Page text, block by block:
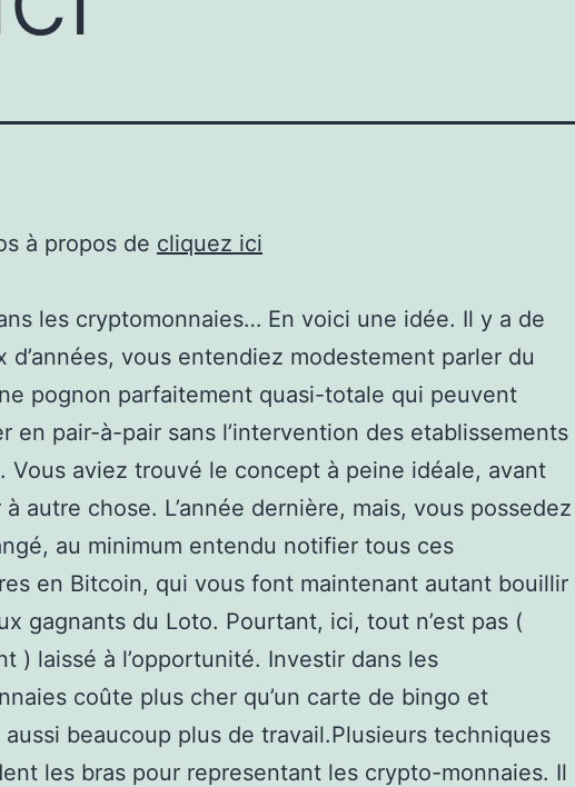
à propos de cliquez ici
les cryptomonnaies… En voici une idée. Il y a de
d’années, vous entendiez modestement parler du
pognon parfaitement quasi-totale qui peuvent
en pair-à-pair sans l’intervention des etablissements
Vous aviez trouvé le concept à peine idéale, avant
à autre chose. L’année dernière, mais, vous possedez
au minimum entendu notifier tous ces
en Bitcoin, qui vous font maintenant autant bouillir
gagnants du Loto. Pourtant, ici, tout n’est pas (
) laissé à l’opportunité. Investir dans les
coûte plus cher qu’un carte de bingo et
beaucoup plus de travail.Plusieurs techniques
les bras pour representant les crypto-monnaies. Il